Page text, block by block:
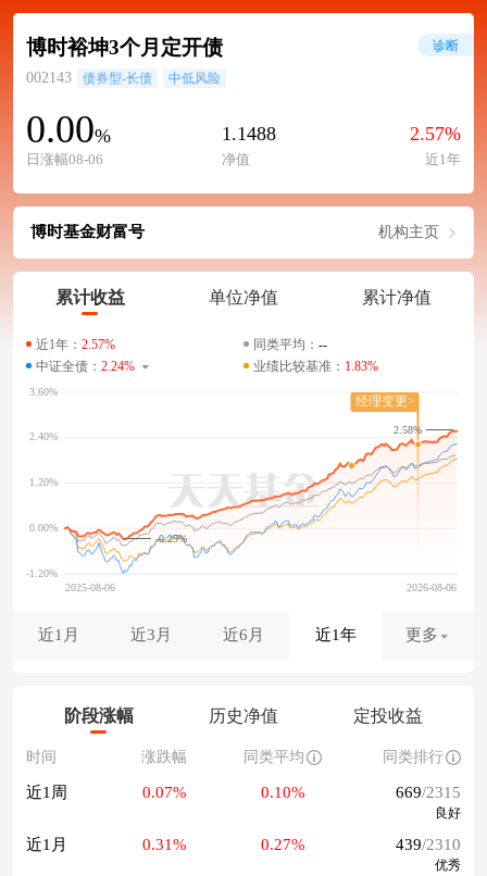
博时裕坤3个月定开债
002143 债券型-长债 中低风险
0.00%
日涨幅08-06
1.1488
净值
2.57%
近1年
诊断
博时基金财富号 机构主页
累计收益 单位净值 累计净值
近1年： 2.57% 同类平均： --
中证全债： 2.24% 业绩比较基准： 1.83%
-0.29%
2.58%
近1月 近3月 近6月 近1年 更多
阶段涨幅 历史净值 定投收益
时间 涨跌幅 同类平均 同类排行
近1周 0.07% 0.10% 669/2315
良好
近1月 0.31% 0.27% 439/2310
优秀